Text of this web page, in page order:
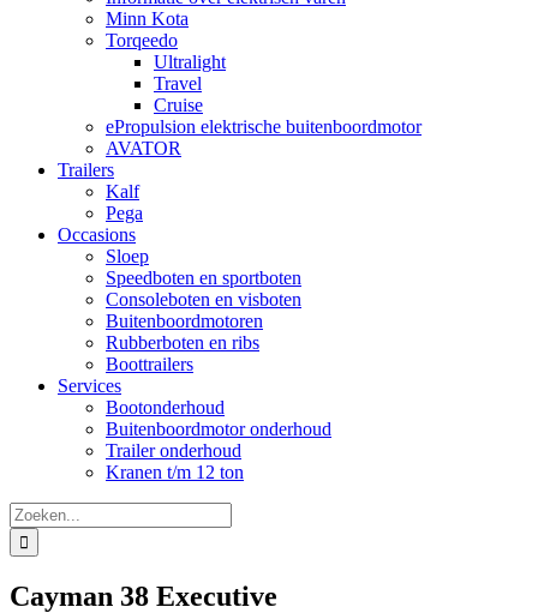
Minn Kota
Torqeedo
Ultralight
Travel
Cruise
ePropulsion elektrische buitenboordmotor
AVATOR
Trailers
Kalf
Pega
Occasions
Sloep
Speedboten en sportboten
Consoleboten en visboten
Buitenboordmotoren
Rubberboten en ribs
Boottrailers
Services
Bootonderhoud
Buitenboordmotor onderhoud
Trailer onderhoud
Kranen t/m 12 ton
Zoeken
naar:
Cayman 38 Executive